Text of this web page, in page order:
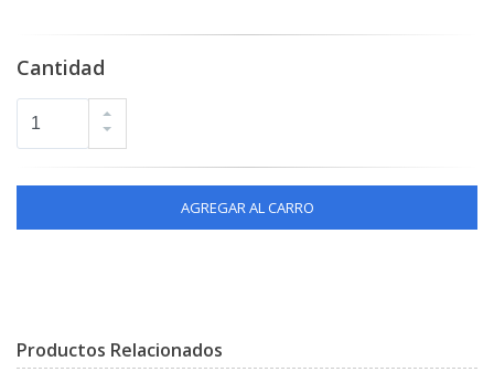
Cantidad
AGREGAR AL CARRO
Productos Relacionados